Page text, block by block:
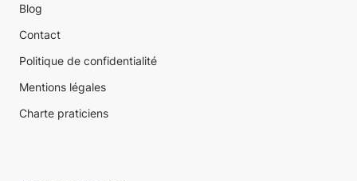
Blog
Contact
Politique de confidentialité
Mentions légales
Charte praticiens